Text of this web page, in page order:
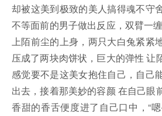
却被这美到极致的美人搞得魂不守
不等面前的男子做出反应，双臂一
上陌前尘的上身，两只大白兔紧紧
压成了两块肉饼状，巨大的弹性 让
感觉要不是这美女抱住自己，自己
出去，接着那美妙的容颜 在自己眼
香甜的香舌便度进了自己口中